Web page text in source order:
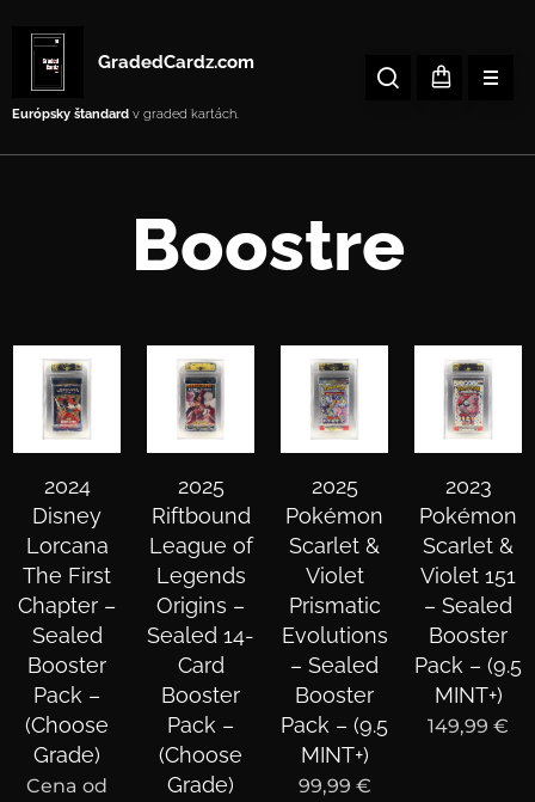
GradedCardz.com
Európsky štandard v graded kartách.
Boostre
2024
Disney
Lorcana
The First
Chapter –
Sealed
Booster
Pack –
(Choose
Grade)
Cena od
2025
Riftbound
League of
Legends
Origins –
Sealed 14-
Card
Booster
Pack –
(Choose
Grade)
2025
Pokémon
Scarlet &
Violet
Prismatic
Evolutions
– Sealed
Booster
Pack – (9.5
MINT+)
99,99 €
2023
Pokémon
Scarlet &
Violet 151
– Sealed
Booster
Pack – (9.5
MINT+)
149,99 €